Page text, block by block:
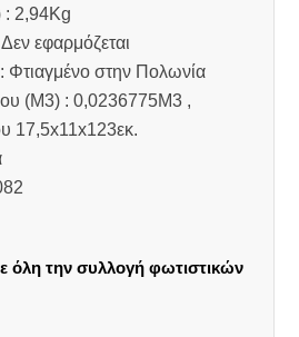
: 2,94Kg
εφαρμόζεται
στην Πολωνία
(M3) : 0,0236775M3 ,
17,5x11x123εκ.
όλη την συλλογή φωτιστικών